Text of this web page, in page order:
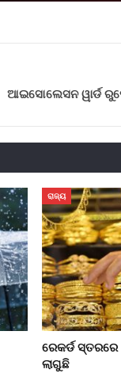
ଆଇସୋଲେସନ ୱାର୍ଡ
ରାଜ୍ୟ
ରେକର୍ଡ
ଲାଗୁଛି